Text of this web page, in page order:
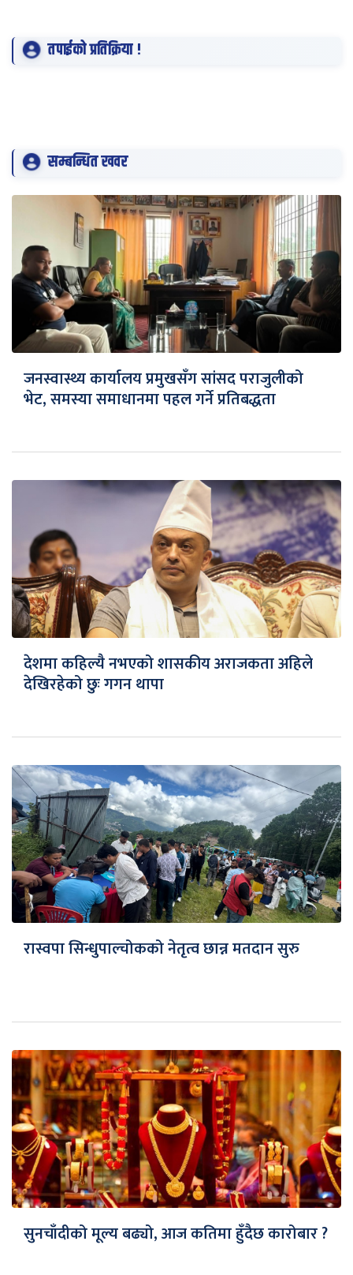
तपाईको प्रतिक्रिया !
सम्बन्धित खवर
जनस्वास्थ्य कार्यालय प्रमुखसँग सांसद पराजुलीको
भेट, समस्या समाधानमा पहल गर्ने प्रतिबद्धता
देशमा कहिल्यै नभएको शासकीय अराजकता अहिले
देखिरहेको छुः गगन थापा
रास्वपा सिन्धुपाल्चोकको नेतृत्व छान्न मतदान सुरु
सुनचाँदीको मूल्य बढ्यो, आज कतिमा हुँदैछ कारोबार ?